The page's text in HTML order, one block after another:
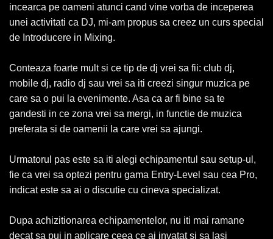
incearca pe oameni atunci cand vine vorba de inceperea
unei activitati ca DJ, mi-am propus sa creez un curs special
de Introducere in Mixing.
Conteaza foarte mult si ce tip de dj vrei sa fii: club dj,
mobile dj, radio dj sau vrei sa iti creezi singur muzica pe
care sa o pui la evenimente. Asa ca ar fi bine sa te
gandesti in ce zona vrei sa mergi, in functie de muzica
preferata si de oamenii la care vrei sa ajungi.
Urmatorul pas este sa iti alegi echipamentul sau setup-ul,
fie ca vrei sa optezi pentru gama Entry-Level sau cea Pro,
indicat este sa ai o discutie cu cineva specializat.
Dupa achizitionarea echipamentelor, nu iti mai ramane
decat sa pui in aplicare ceea ce ai invatat si sa lasi